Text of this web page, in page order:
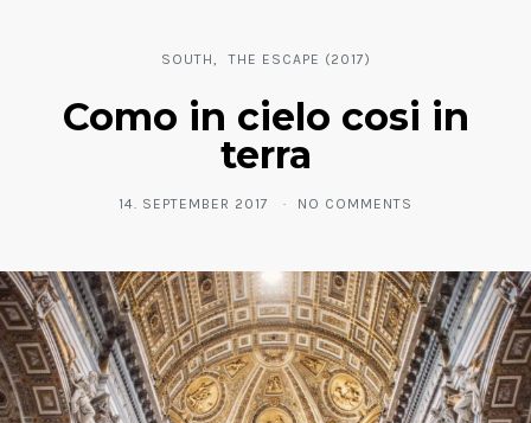
SOUTH THE ESCAPE (2017)
Como in cielo cosi in
terra
14. SEPTEMBER 2017 NO COMMENTS